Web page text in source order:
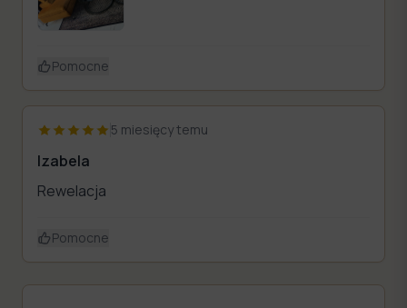
Pomocne
5 miesięcy temu
Izabela
Rewelacja
Pomocne